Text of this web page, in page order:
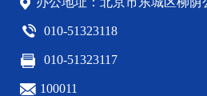
010-51323118
010-51323117
100011